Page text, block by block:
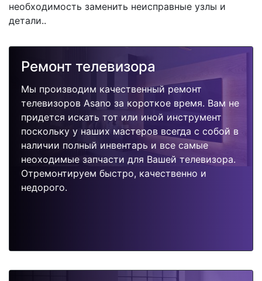
необходимость заменить неисправные узлы и
детали..
Ремонт телевизора
Мы производим качественный ремонт
телевизоров Asano за короткое время. Вам не
придется искать тот или иной инструмент
поскольку у наших мастеров всегда с собой в
наличии полный инвентарь и все самые
неоходимые запчасти для Вашей телевизора.
Отремонтируем быстро, качественно и
недорого.